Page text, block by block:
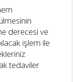
derecesi ve
işlem ile
tedaviler